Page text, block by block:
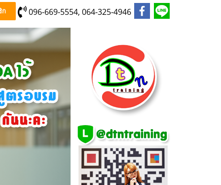
ก 096-669-5554, 064-325-4946